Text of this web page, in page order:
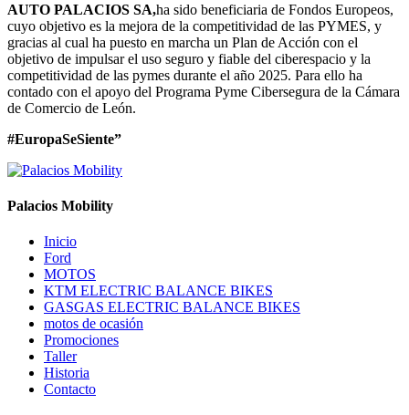
AUTO PALACIOS SA,ha sido beneficiaria de Fondos Europeos,
cuyo objetivo es la mejora de la competitividad de las PYMES, y
gracias al cual ha puesto en marcha un Plan de Acción con el
objetivo de impulsar el uso seguro y fiable del ciberespacio y la
competitividad de las pymes durante el año 2025. Para ello ha
contado con el apoyo del Programa Pyme Cibersegura de la Cámara
de Comercio de León.
#EuropaSeSiente”
Palacios Mobility
Inicio
Ford
MOTOS
KTM ELECTRIC BALANCE BIKES
GASGAS ELECTRIC BALANCE BIKES
motos de ocasión
Promociones
Taller
Historia
Contacto